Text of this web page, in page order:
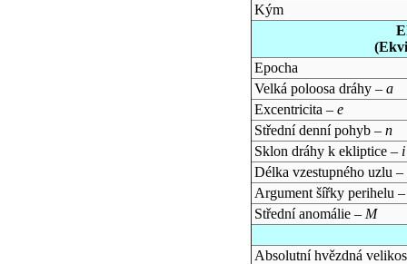
Kým
Epocha
Velká poloosa dráhy – a
Excentricita – e
Střední denní pohyb – n
Sklon dráhy k ekliptice – i
Délka vzestupného uzlu –
Argument šířky perihelu
Střední anomálie – M
Absolutní hvězdná